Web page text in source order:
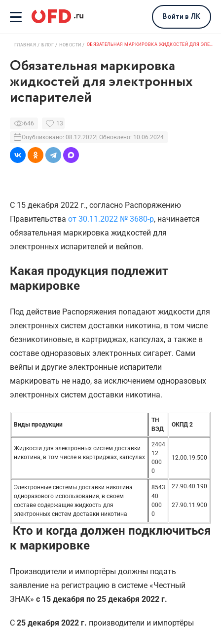
Войти в ЛК
ГЛАВНАЯ БЛОГ НОВОСТИ ОБЯЗАТЕЛЬНАЯ МАРКИРОВКА ЖИДКОСТЕЙ ДЛЯ ЭЛЕКТРОННЫХ ИСПАРИТЕЛЕЙ
Обязательная маркировка
жидкостей для электронных
испарителей
646
Опубликовано: 08.12.2022 | Обновлено: 10.06.2024
13
С 15 декабря 2022 г., согласно Распоряжению
Правительства от 30.11.2022 № 3680-р, начинается
обязательная маркировка жидкостей для
электронных испарителей и вейпов.
Какая продукция подлежит
маркировке
Под действие Распоряжения попадают жидкости для
электронных систем доставки никотина, в том числе
безникотиновые, в картриджах, капсулах, а также в
составе одноразовых электронных сигарет. Сами
вейпы и другие электронные испарители
маркировать не надо, за исключением одноразовых
электронных систем доставки никотина.
Виды продукции
ТН
ВЭД
ОКПД 2
Жидкости для электронных систем доставки
никотина, в том числе в картриджах, капсулах
2404
12
000
0
12.00.19.500
Электронные системы доставки никотина
одноразового использования, в своем
составе содержащие жидкость для
электронных систем доставки никотина
8543
40
000
0
27.90.40.190
27.90.11.900
Кто и когда должен подключиться
к маркировке
Производители и импортёры должны подать
заявление на регистрацию в системе «Честный
ЗНАК» с 15 декабря по 25 декабря 2022 г.
С 25 декабря 2022 г. производители и импортёры